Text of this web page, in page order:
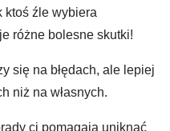
ktoś źle wybiera
różne bolesne skutki!
się na błędach, ale lepiej
niż na własnych.
ci pomagają uniknąć